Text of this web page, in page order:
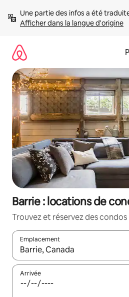
directement
Afficher dans la langue d'origine
Barrie : locations de
Trouvez et réservez des
Emplacement
Quand les résultats sont
Arrivée